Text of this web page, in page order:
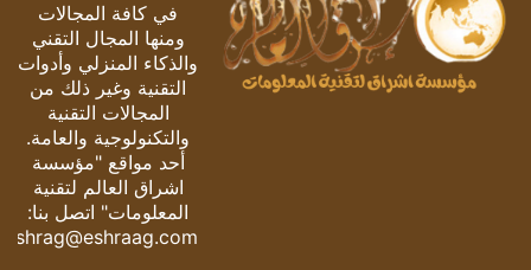
في كافة المجالات
ومنها المجال التقني
والذكاء المنزلي وأدوات
التقنية وغير ذلك من
المجالات التقنية
والتكنولوجية والعامة.
أحد مواقع "مؤسسة
اشراق العالم لتقنية
المعلومات" اتصل بنا:
eshrag@eshraag.com